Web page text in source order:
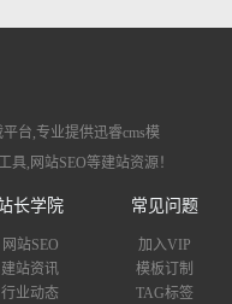
台,专业提供迅睿cms模
具,网站SEO等建站资源！
长学院
网站SEO
建站资讯
行业动态
常见问题
加入VIP
模板订制
TAG标签